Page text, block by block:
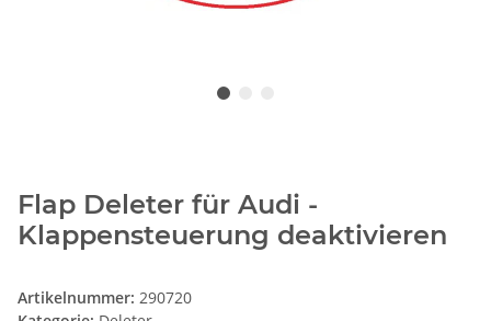
Flap Deleter für Audi -
Klappensteuerung deaktivieren
Artikelnummer: 290720